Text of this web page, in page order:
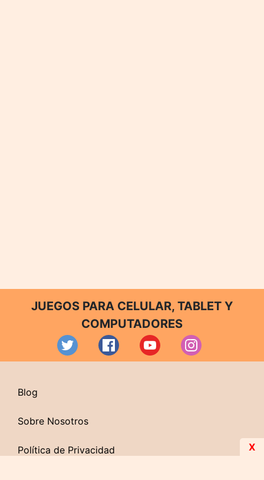
JUEGOS PARA CELULAR, TABLET Y
COMPUTADORES
Blog
Sobre Nosotros
Política de Privacidad X